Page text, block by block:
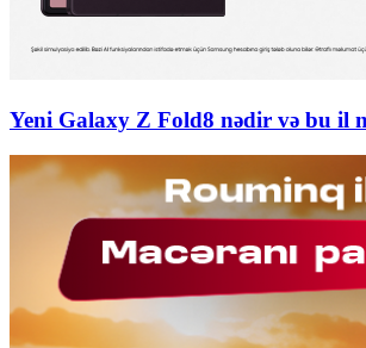
Yeni Galaxy Z Fold8 nədir və bu il